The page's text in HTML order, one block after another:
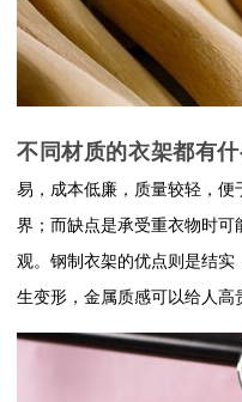
不同材质的衣架都有什
易，成本低廉，质量较轻，
界；而缺点是承受重衣物时
观。钢制衣架的优点则是结
生变形，金属质感可以给人高